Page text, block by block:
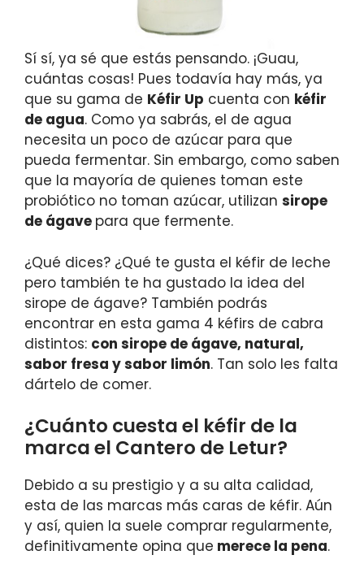
Sí sí, ya sé que estás pensando. ¡Guau,
cuántas cosas! Pues todavía hay más, ya
que su gama de Kéfir Up cuenta con kéfir
de agua. Como ya sabrás, el de agua
necesita un poco de azúcar para que
pueda fermentar. Sin embargo, como saben
que la mayoría de quienes toman este
probiótico no toman azúcar, utilizan sirope
de ágave para que fermente.
¿Qué dices? ¿Qué te gusta el kéfir de leche
pero también te ha gustado la idea del
sirope de ágave? También podrás
encontrar en esta gama 4 kéfirs de cabra
distintos: con sirope de ágave, natural,
sabor fresa y sabor limón. Tan solo les falta
dártelo de comer.
¿Cuánto cuesta el kéfir de la
marca el Cantero de Letur?
Debido a su prestigio y a su alta calidad,
esta de las marcas más caras de kéfir. Aún
y así, quien la suele comprar regularmente,
definitivamente opina que merece la pena.